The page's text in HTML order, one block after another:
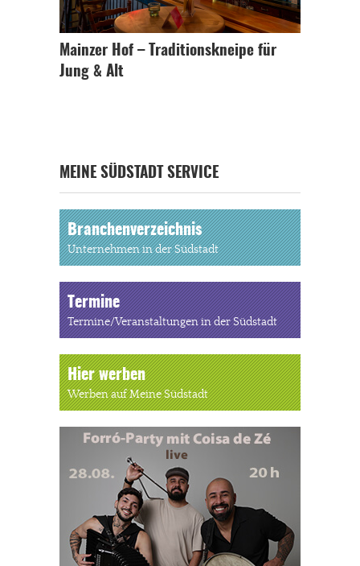
Mainzer Hof – Traditionskneipe für
Jung & Alt
MEINE SÜDSTADT SERVICE
Branchenverzeichnis
Unternehmen in der Südstadt
Termine
Termine/Veranstaltungen in der Südstadt
Hier werben
Werben auf Meine Südstadt